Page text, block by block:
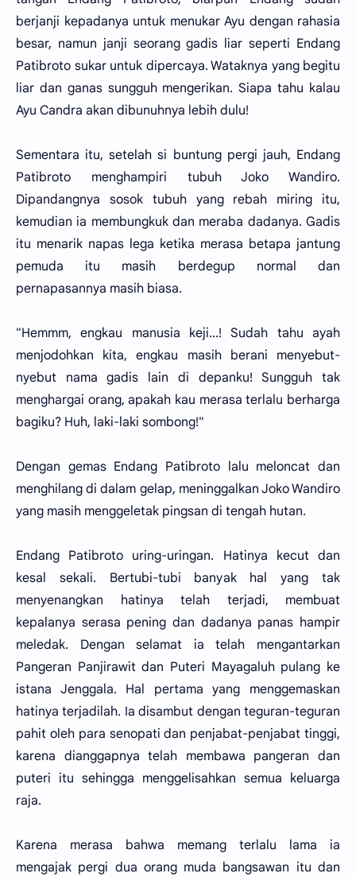
berjanji kepadanya untuk menukar Ayu dengan rahasia
besar, namun janji seorang gadis liar seperti Endang
Patibroto sukar untuk dipercaya. Wataknya yang begitu
liar dan ganas sungguh mengerikan. Siapa tahu kalau
Ayu Candra akan dibunuhnya lebih dulu!
Sementara itu, setelah si buntung pergi jauh, Endang
Patibroto menghampiri tubuh Joko Wandiro.
Dipandangnya sosok tubuh yang rebah miring itu,
kemudian ia membungkuk dan meraba dadanya. Gadis
itu menarik napas lega ketika merasa betapa jantung
pemuda itu masih berdegup normal dan
pernapasannya masih biasa.
"Hemmm, engkau manusia keji...! Sudah tahu ayah
menjodohkan kita, engkau masih berani menyebut-
nyebut nama gadis lain di depanku! Sungguh tak
menghargai orang, apakah kau merasa terlalu berharga
bagiku? Huh, laki-laki sombong!"
Dengan gemas Endang Patibroto lalu meloncat dan
menghilang di dalam gelap, meninggalkan Joko Wandiro
yang masih menggeletak pingsan di tengah hutan.
Endang Patibroto uring-uringan. Hatinya kecut dan
kesal sekali. Bertubi-tubi banyak hal yang tak
menyenangkan hatinya telah terjadi, membuat
kepalanya serasa pening dan dadanya panas hampir
meledak. Dengan selamat ia telah mengantarkan
Pangeran Panjirawit dan Puteri Mayagaluh pulang ke
istana Jenggala. Hal pertama yang menggemaskan
hatinya terjadilah. Ia disambut dengan teguran-teguran
pahit oleh para senopati dan penjabat-penjabat tinggi,
karena dianggapnya telah membawa pangeran dan
puteri itu sehingga menggelisahkan semua keluarga
raja.
Karena merasa bahwa memang terlalu lama ia
mengajak pergi dua orang muda bangsawan itu dan